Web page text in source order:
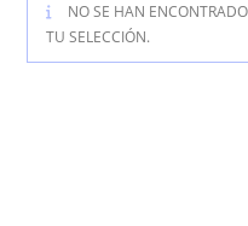
NO SE HAN
TU SELECCIÓN.